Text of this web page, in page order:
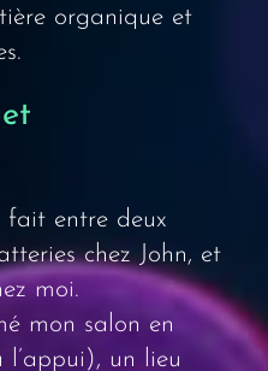
organique et
fait entre deux
chez John, et
moi.
mon salon en
un lieu